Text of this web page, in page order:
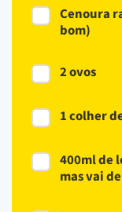
Cenoura
bom)
2 ovos
1 colher
400ml de
mas vai